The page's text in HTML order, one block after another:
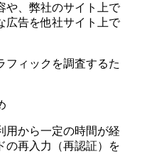
や、弊社のサイト上で
広告を他社サイト上で
フィックを調査するた
用から一定の時間が経
の再入力（再認証）を